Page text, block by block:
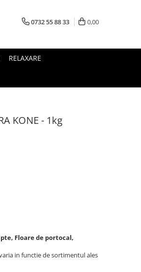
0732 55 88 33 0,00
RELAXARE
KONE - 1kg
Floare de portocal,
in functie de sortimentul ales